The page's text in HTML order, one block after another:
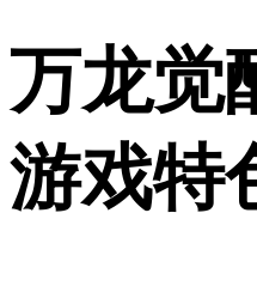
万龙觉
游戏特